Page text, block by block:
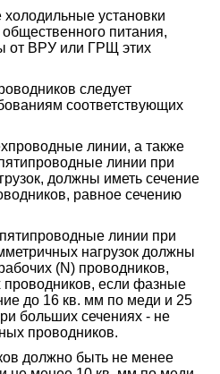
установки
питания,
от ВРУ или ГРЩ этих
следует
соответствующих
линии, а также
линии при
должны иметь сечение
равное сечению
линии при
нагрузок должны
(N) проводников,
если фазные
до 16 кв. мм по меди и 25
больших сечениях - не
проводников.
должно быть не менее